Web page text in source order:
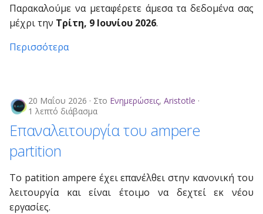
Παρακαλούμε να μεταφέρετε άμεσα τα δεδομένα σας
μέχρι την Τρίτη, 9 Ιουνίου 2026.
Περισσότερα
20 Μαΐου 2026 Στο Ενημερώσεις, Aristotle
1 λεπτό διάβασμα
Επαναλειτουργία του ampere
partition
Το patition ampere έχει επανέλθει στην κανονική του
λειτουργία και είναι έτοιμο να δεχτεί εκ νέου
εργασίες.